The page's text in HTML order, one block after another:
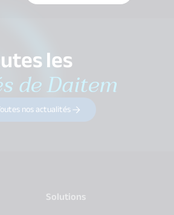
les
de Daitem
nos actualités
Solutions